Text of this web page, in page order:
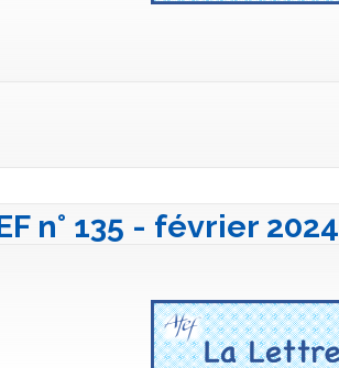
n° 135 - février 2024